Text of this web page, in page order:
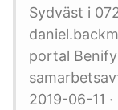
Sydväst i
portal
2019-06-11